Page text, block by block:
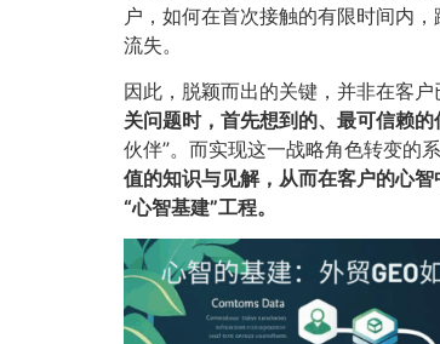
户，如何在首次接触的有限时间内
流失。
因此，脱颖而出的关键，并非在客
关问题时，首先想到的、最可信赖
伙伴”。而实现这一战略角色转变的
值的知识与见解，从而在客户的心
“心智基建”工程。​